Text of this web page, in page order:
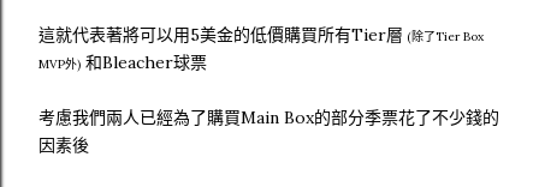
這就代表著將可以用5美金的低價購買所有Tier層 (除了Tier Box
MVP外) 和Bleacher球票
考慮我們兩人已經為了購買Main Box的部分季票花了不少錢的
因素後